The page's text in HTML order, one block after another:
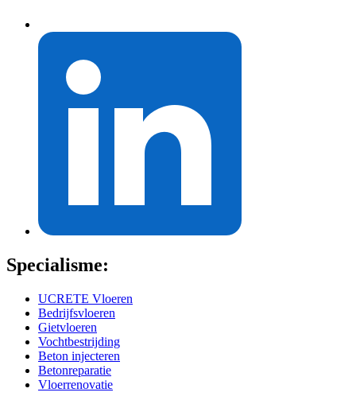
Specialisme:
UCRETE Vloeren
Bedrijfsvloeren
Gietvloeren
Vochtbestrijding
Beton injecteren
Betonreparatie
Vloerrenovatie